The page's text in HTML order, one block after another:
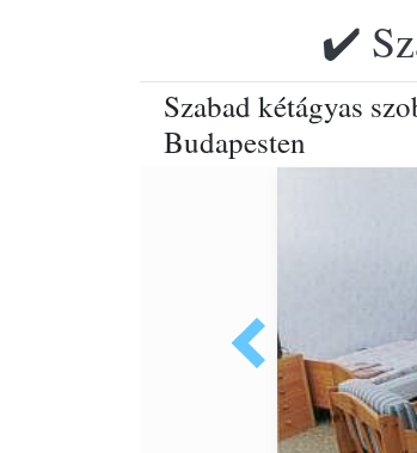
✔️
Szabad kétágyas
Budapesten